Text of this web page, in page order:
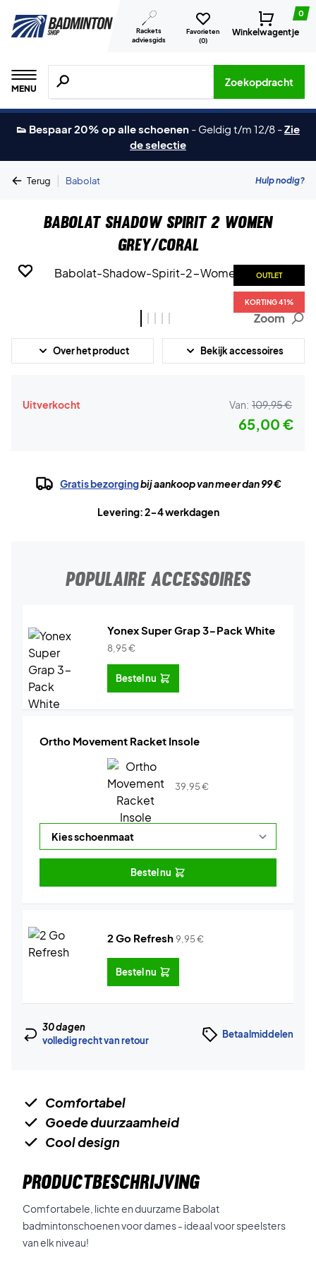
Rackets
adviesgids
Favorieten
(0)
0
Winkelwagentje
MENU
Zoeken naar producten, merken etc.
Zoekopdracht
👟 Bespaar 20% op alle schoenen - Geldig t/m 12/8 -Zie
de selectie
Terug | Babolat Hulp nodig?
Babolat Shadow Spirit 2 Women
Grey/Coral
OUTLET
KORTING 41%
OUTLET
KORTING 41%
OUTLET
KORTING 41%
OUTLET
KORTING 41%
OUTLET
KORTING 41%
Zoom
Over het product Bekijk accessoires
Uitverkocht Van: 109,95 €
65,00 €
Gratis bezorgingbij aankoop van meer dan 99 €
Levering: 2-4 werkdagen
POPULAIRE ACCESSOIRES
Yonex Super Grap 3-Pack White
8,95€
Bestel nu
Ortho Movement Racket Insole
39,95€
Bestel nu
2 Go Refresh9,95€
Bestel nu
30 dagen
volledig recht van retour
Betaalmiddelen
Comfortabel
Goede duurzaamheid
Cool design
PRODUCTBESCHRIJVING
Comfortabele, lichte en duurzame Babolat
badmintonschoenen voor dames - ideaal voor speelsters
van elk niveau!